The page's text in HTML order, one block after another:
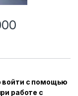
с помощью
работе с